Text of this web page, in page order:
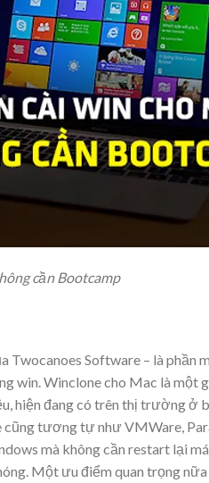
cần Bootcamp
Twocanoes Software – là phần
win. Winclone cho Mac là một
hiện đang có trên thị trường ở
tương tự như VMWare,
mà không cần restart lại
Một ưu điểm quan trọng